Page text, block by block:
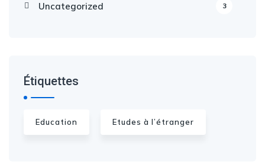
Uncategorized 3
Étiquettes
Education Etudes à l’étranger